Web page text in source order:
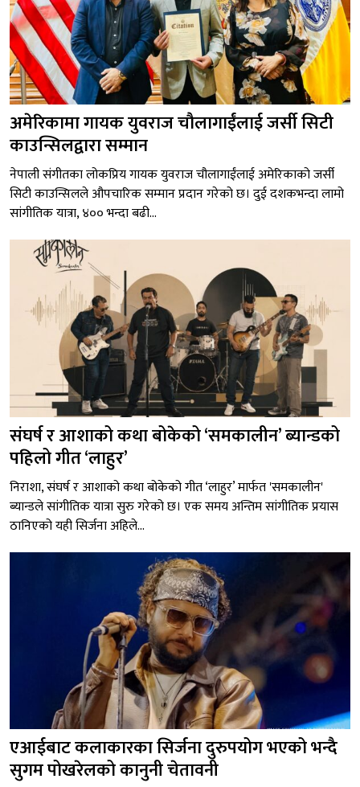
अमेरिकामा गायक युवराज चौलागाईंलाई जर्सी सिटी
काउन्सिलद्वारा सम्मान
नेपाली संगीतका लोकप्रिय गायक युवराज चौलागाईंलाई अमेरिकाको जर्सी
सिटी काउन्सिलले औपचारिक सम्मान प्रदान गरेको छ। दुई दशकभन्दा लामो
सांगीतिक यात्रा, ४०० भन्दा बढी...
संघर्ष र आशाको कथा बोकेको ‘समकालीन’ ब्यान्डको
पहिलो गीत ‘लाहुर’
निराशा, संघर्ष र आशाको कथा बोकेको गीत ‘लाहुर’ मार्फत 'समकालीन'
ब्यान्डले सांगीतिक यात्रा सुरु गरेको छ। एक समय अन्तिम सांगीतिक प्रयास
ठानिएको यही सिर्जना अहिले...
एआईबाट कलाकारका सिर्जना दुरुपयोग भएको भन्दै
सुगम पोखरेलको कानुनी चेतावनी